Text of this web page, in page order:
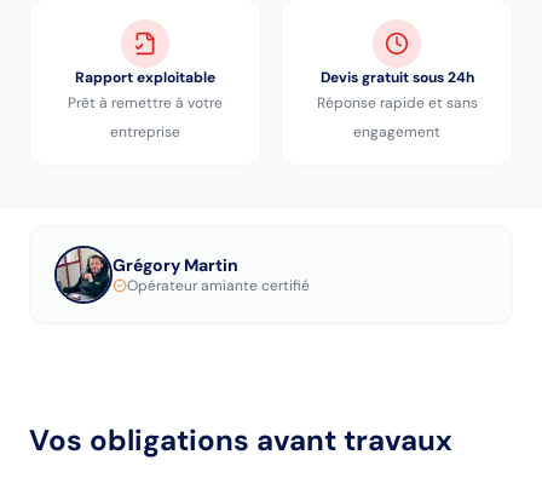
Rapport exploitable
Prêt à remettre à votre
entreprise
Devis gratuit sous 24h
Réponse rapide et sans
engagement
Grégory Martin
Opérateur amiante certifié
Vos obligations avant travaux